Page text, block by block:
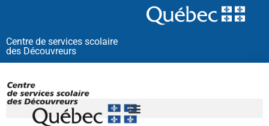
Centre de services scolaire
des Découvreurs